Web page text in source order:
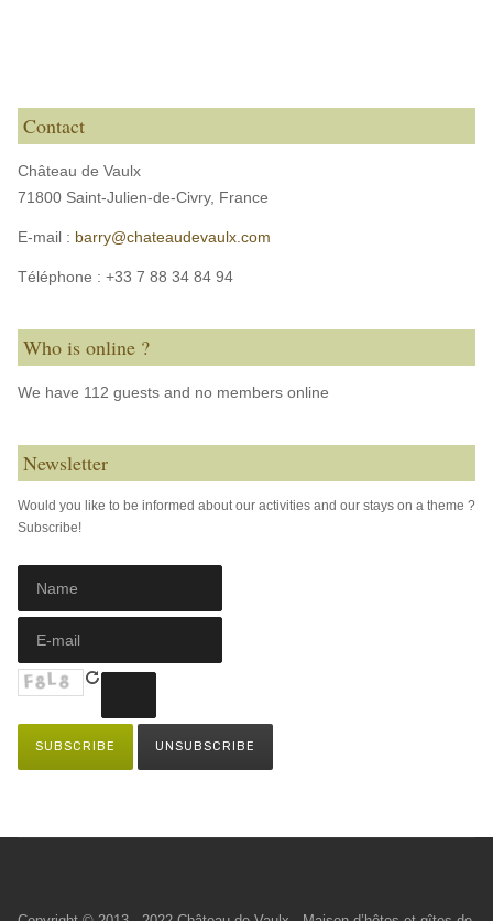
Contact
Château de Vaulx
71800 Saint-Julien-de-Civry, France
E-mail : barry@chateaudevaulx.com
Téléphone : +33 7 88 34 84 94
Who is online ?
We have 112 guests and no members online
Newsletter
Would you like to be informed about our activities and our stays on a theme ?
Subscribe!